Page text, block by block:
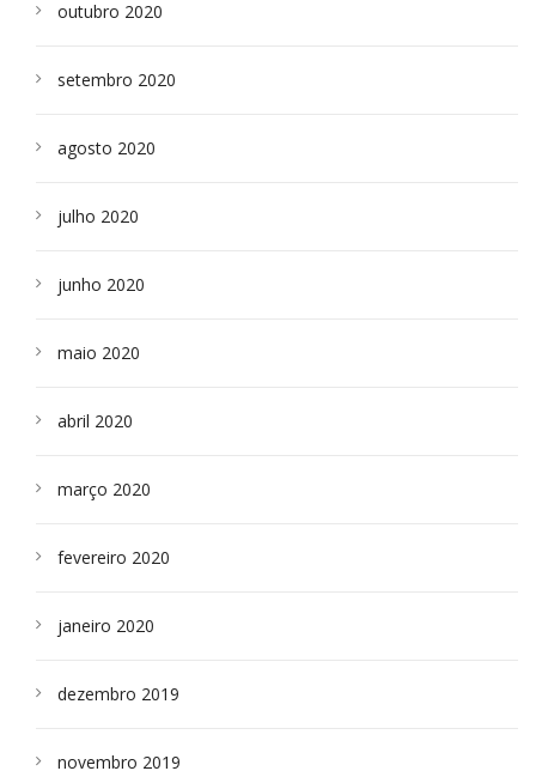
outubro 2020
setembro 2020
agosto 2020
julho 2020
junho 2020
maio 2020
abril 2020
março 2020
fevereiro 2020
janeiro 2020
dezembro 2019
novembro 2019